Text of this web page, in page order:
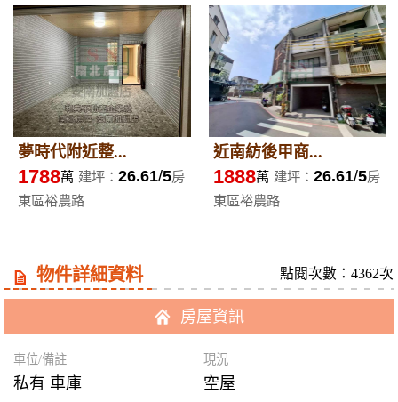
夢時代附近整...
1788萬 建坪： 26.61 5房
東區裕農路
近南紡後甲商...
1888萬 建坪： 26.61 5房
東區裕農路
物件詳細資料 點閱次數：4362次
房屋資訊
車位/備註
私有 車庫
現況
空屋